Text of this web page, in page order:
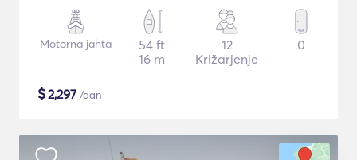
Motorna jahta
54 ft
16 m
12
Križarjenje
0
$2,297 /dan